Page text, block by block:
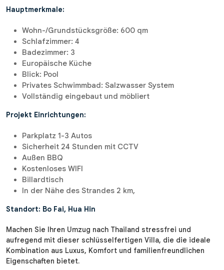
Hauptmerkmale:
Wohn-/Grundstücksgröße: 600 qm
Schlafzimmer: 4
Badezimmer: 3
Europäische Küche
Blick: Pool
Privates Schwimmbad: Salzwasser System
Vollständig eingebaut und möbliert
Projekt Einrichtungen:
Parkplatz 1-3 Autos
Sicherheit 24 Stunden mit CCTV
Außen BBQ
Kostenloses WIFI
Billardtisch
In der Nähe des Strandes 2 km,
Standort: Bo Fai, Hua Hin
Machen Sie Ihren Umzug nach Thailand stressfrei und
aufregend mit dieser schlüsselfertigen Villa, die die ideale
Kombination aus Luxus, Komfort und familienfreundlichen
Eigenschaften bietet.